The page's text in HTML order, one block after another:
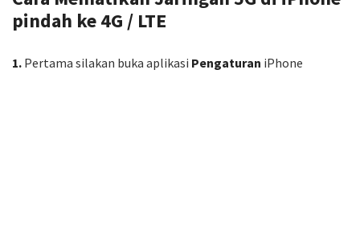
pindah ke 4G / LTE
1. Pertama silakan buka aplikasi Pengaturan iPhone